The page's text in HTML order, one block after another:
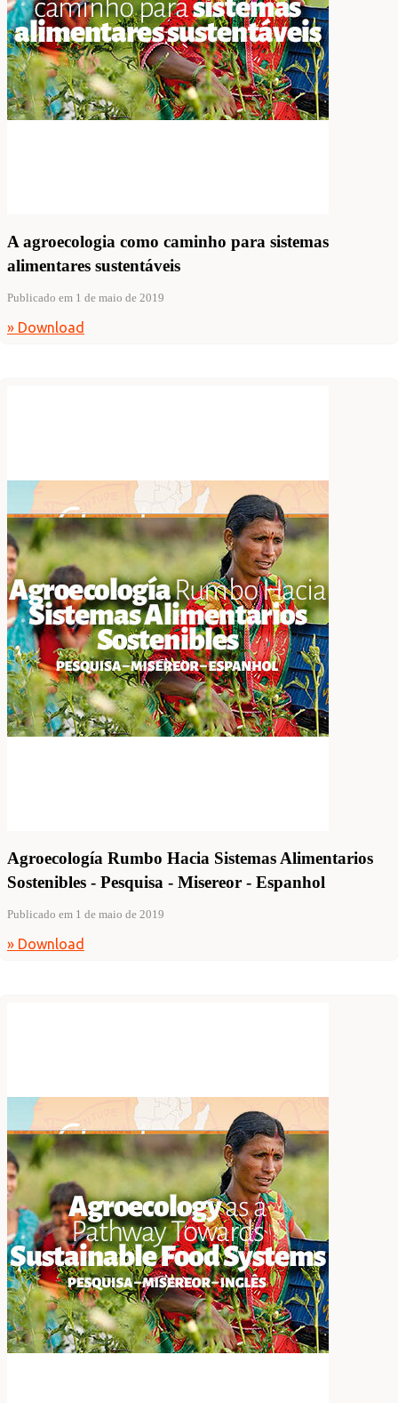
A agroecologia como caminho para sistemas
alimentares sustentáveis
Publicado em 1 de maio de 2019
» Download
Agroecología Rumbo Hacia Sistemas Alimentarios
Sostenibles - Pesquisa - Misereor - Espanhol
Publicado em 1 de maio de 2019
» Download